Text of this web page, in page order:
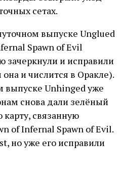
сетах.
выпуске Unglued
Spawn of Evil
зачеркнули и исправили
и числится в Оракле).
Unhinged уже
снова дали зелёный
карту, связанную
of Infernal Spawn of Evil.
но уже его исправили